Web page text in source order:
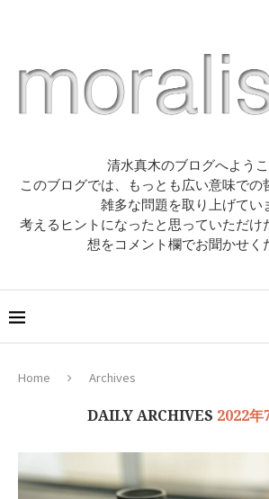
清水真木のブログへようこ
このブログでは、もっとも広い意味での
雑多な問題を取り上げてい
考えるヒントになったと思っていただけ
想をコメント欄でお聞かせく
Home Archives
DAILY ARCHIVES 2022年